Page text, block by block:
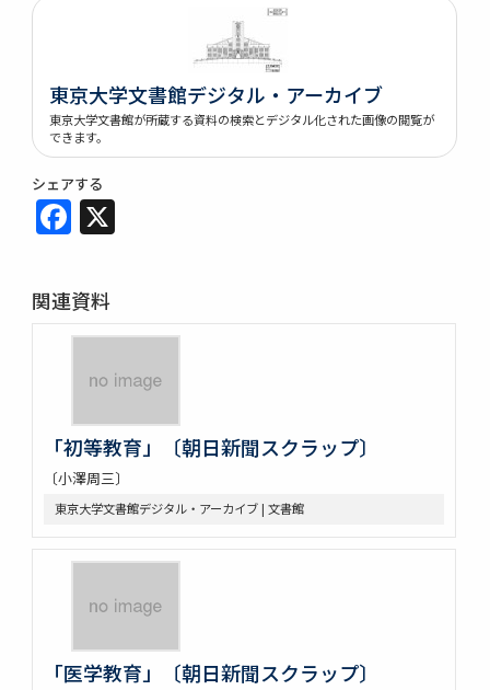
東京大学文書館デジタル・アーカイブ
東京大学文書館が所蔵する資料の検索とデジタル化された画像の閲覧が
できます。
シェアする
Facebook
関連資料
「初等教育」〔朝日新聞スクラップ〕
〔小澤周三〕
東京大学文書館デジタル・アーカイブ | 文書館
「医学教育」〔朝日新聞スクラップ〕